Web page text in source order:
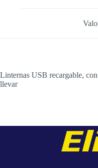
Linternas USB recargable,
llevar